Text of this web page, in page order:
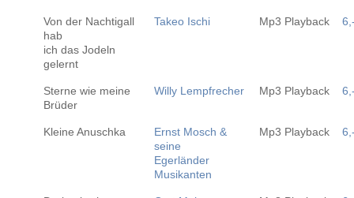
Von der Nachtigall
hab
ich das Jodeln
gelernt
Takeo Ischi Mp3 Playback
Sterne wie meine
Brüder
Willy Lempfrecher Mp3 Playback
Kleine Anuschka
Ernst Mosch &
seine
Egerländer
Musikanten
Mp3 Playback